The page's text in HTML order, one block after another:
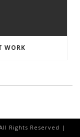
WORK
Rights Reserved |